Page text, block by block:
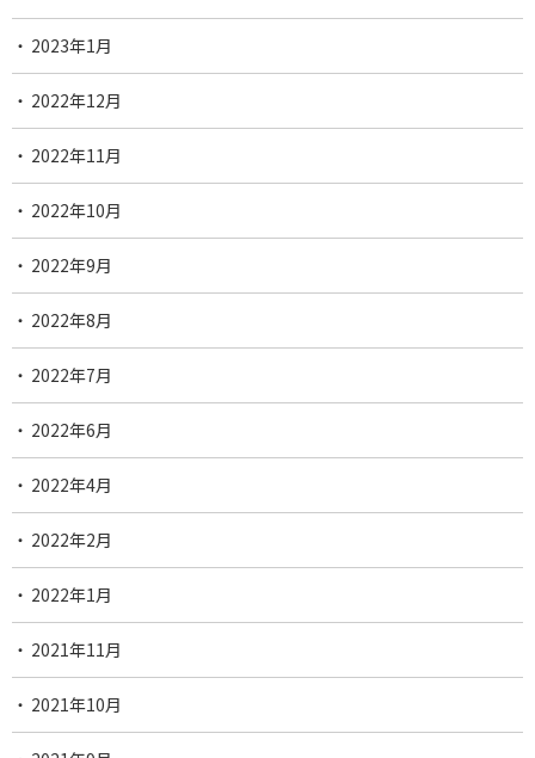
2023年1月
2022年12月
2022年11月
2022年10月
2022年9月
2022年8月
2022年7月
2022年6月
2022年4月
2022年2月
2022年1月
2021年11月
2021年10月